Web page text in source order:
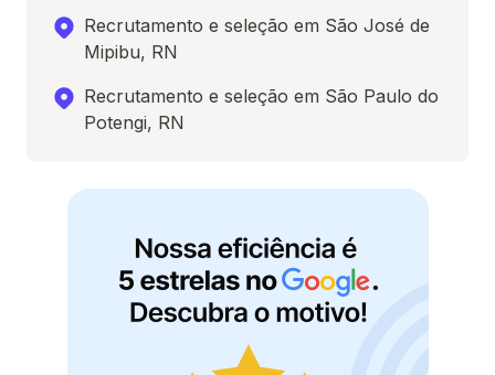
Recrutamento e seleção em São José de
Mipibu, RN
Recrutamento e seleção em São Paulo do
Potengi, RN